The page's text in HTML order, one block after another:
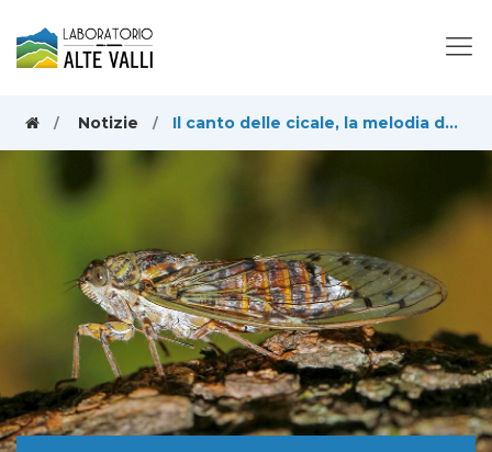
Notizie Il canto delle cicale, la melodia delle giornate estive